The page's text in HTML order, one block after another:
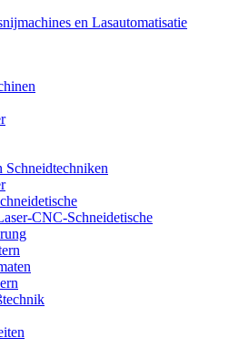
Schneidtechniken
CNC-Schneidetische